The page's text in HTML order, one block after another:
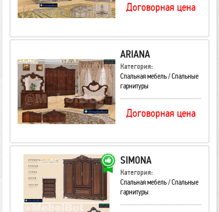
Договорная цена
ARIANA
Категория:
Спальная мебель / Спальные
гарнитуры
Договорная цена
SIMONA
Категория:
Спальная мебель / Спальные
гарнитуры